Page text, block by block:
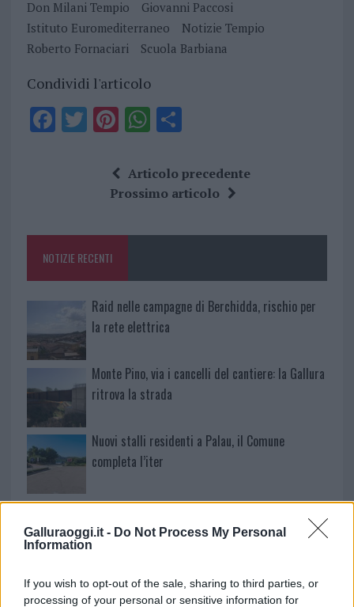
Galluraoggi.it - Do Not Process My Personal
Information
If you wish to opt-out of the sale, sharing to third parties, or
processing of your personal or sensitive information for
Don Milani Tempio
Giovanni Paccosi
Istituto Euromediterraneo
Notizie Tempio
Roberto Fornaciari
Scuola Barbiana
Condividi l'articolo
F
o
k
T Pi
te
re
W
at
s
p
S
a
re
Articolo precedente
Prossimo articolo
NOTIZIE RECENTI
Raid nelle campagne di Berchidda, rischio per
la rete elettrica
Monte Pino, via i cancelli del cantiere: la Gallura
ritrova la strada
Nuovi stalli residenti a Palau, il Comune
completa l’iter
Film internazionale, casting per comparse in
Costa Smeralda
Porto Rotondo ospita la grande sfida della vela
nell’estate 2026